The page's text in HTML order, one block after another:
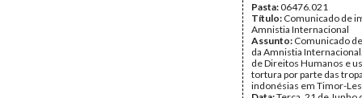
Pasta:06476.021
Título: Comunicado de
Amnistia Internacional
Assunto: Comunicado
da Amnistia
de Direitos Humanos e
tortura por parte das
indonésias em Timor-